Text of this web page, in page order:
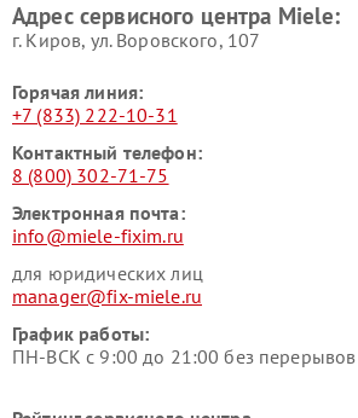
Miele
Адрес сервисного центра Miele:
г. Киров, ул. Воровского, 107
Горячая линия:
+7 (833) 222-10-31
Контактный телефон:
8 (800) 302-71-75
Электронная почта:
info@miele-fixim.ru
для юридических лиц
manager@fix-miele.ru
График работы:
ПН-ВСК с 9:00 до 21:00 без